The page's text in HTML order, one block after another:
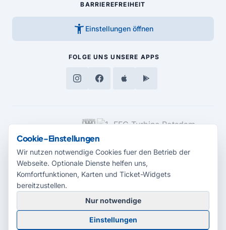
BARRIEREFREIHEIT
accessibility_new Einstellungen öffnen
FOLGE UNS UNSERE APPS
MEDIENPARTNER
© 2026 Radio Potsdam. Webseite entwickelt durch dieMedienagentur
Babelsberg
Cookie-Einstellungen
Wir nutzen notwendige Cookies fuer den Betrieb der
Webseite. Optionale Dienste helfen uns,
Komfortfunktionen, Karten und Ticket-Widgets
bereitzustellen.
Nur notwendige
Einstellungen